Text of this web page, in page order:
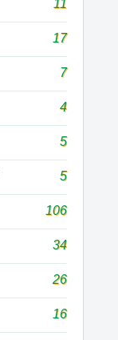
11
17
7
4
5
5
106
34
26
16